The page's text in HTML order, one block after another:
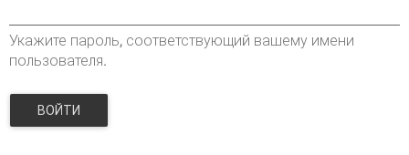
Укажите пароль, соответствующий вашему имени
пользователя.
ВОЙТИ